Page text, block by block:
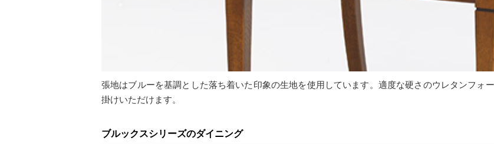
張地はブルーを基調とした落ち着いた印象の生地を使用しています。適度な硬さのウレタンフォ
掛けいただけます。
ブルックスシリーズのダイニング